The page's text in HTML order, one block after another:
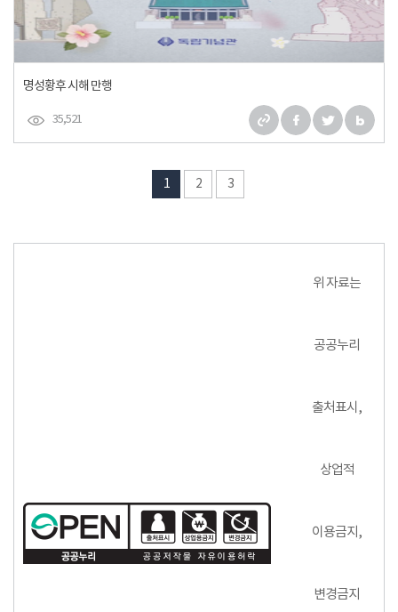
명성황후 시해 만행
35,521
1 2 3
위 자료는
공공누리
출처표시,
상업적
이용금지,
변경금지